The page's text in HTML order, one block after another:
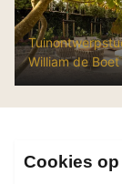
Afwerking
Wandafwerking
Beton Ciré
Schilderwerk
William de Boet
Cookies